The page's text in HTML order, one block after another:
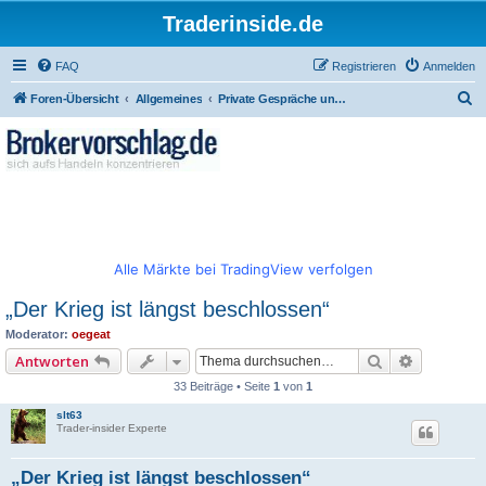
Traderinside.de
FAQ Anmelden
Registrieren
Foren-Übersicht Allgemeines Private Gespräche und allgemeiner Börsentalk
Alle Märkte bei TradingView verfolgen
„Der Krieg ist längst beschlossen“
Moderator: oegeat
Antworten Suche
33 Beiträge • Seite 1 von 1
slt63
Trader-insider Experte
„Der Krieg ist längst beschlossen“